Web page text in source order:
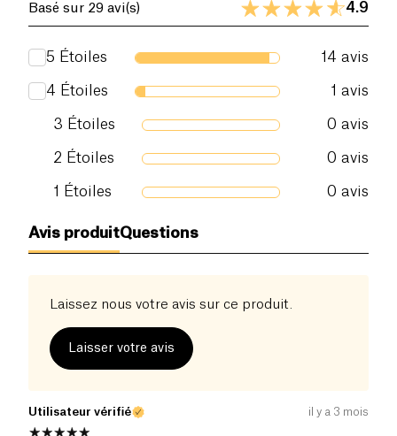
Basé sur 29 avi(s) 4.9
5 Étoiles 14 avis
4 Étoiles 1 avis
3 Étoiles 0 avis
2 Étoiles 0 avis
1 Étoiles 0 avis
Avis produitQuestions
Laissez nous votre avis sur ce produit.
Laisser votre avis
Utilisateur vérifié il y a 3 mois